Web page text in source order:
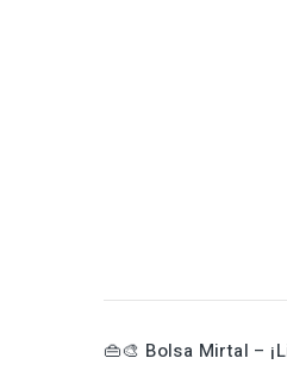
👜🎨 Bolsa Mirtal –